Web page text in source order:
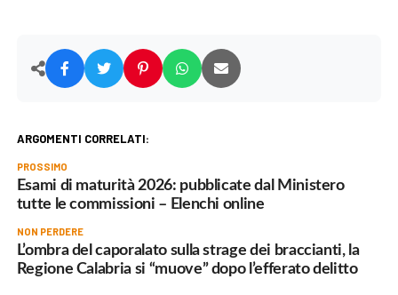
ARGOMENTI CORRELATI:
PROSSIMO
Esami di maturità 2026: pubblicate dal Ministero
tutte le commissioni – Elenchi online
NON PERDERE
L’ombra del caporalato sulla strage dei braccianti, la
Regione Calabria si “muove” dopo l’efferato delitto